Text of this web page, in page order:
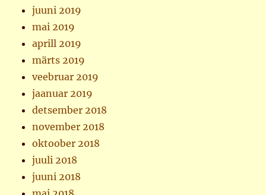
juuni 2019
mai 2019
aprill 2019
märts 2019
veebruar 2019
jaanuar 2019
detsember 2018
november 2018
oktoober 2018
juuli 2018
juuni 2018